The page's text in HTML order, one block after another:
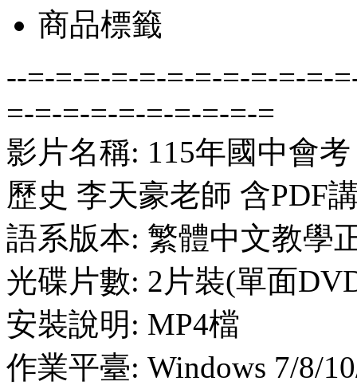
商品標籤
--=-=-=-=-=-=-=-=-=-=-=-
=-=-=-=-=-=-=-=-=-=
影片名稱: 115年國中會
歷史 李天豪老師 含PDF
語系版本: 繁體中文教學
光碟片數: 2片裝(單面
安裝說明: MP4檔
作業平臺: Windows 7/8/